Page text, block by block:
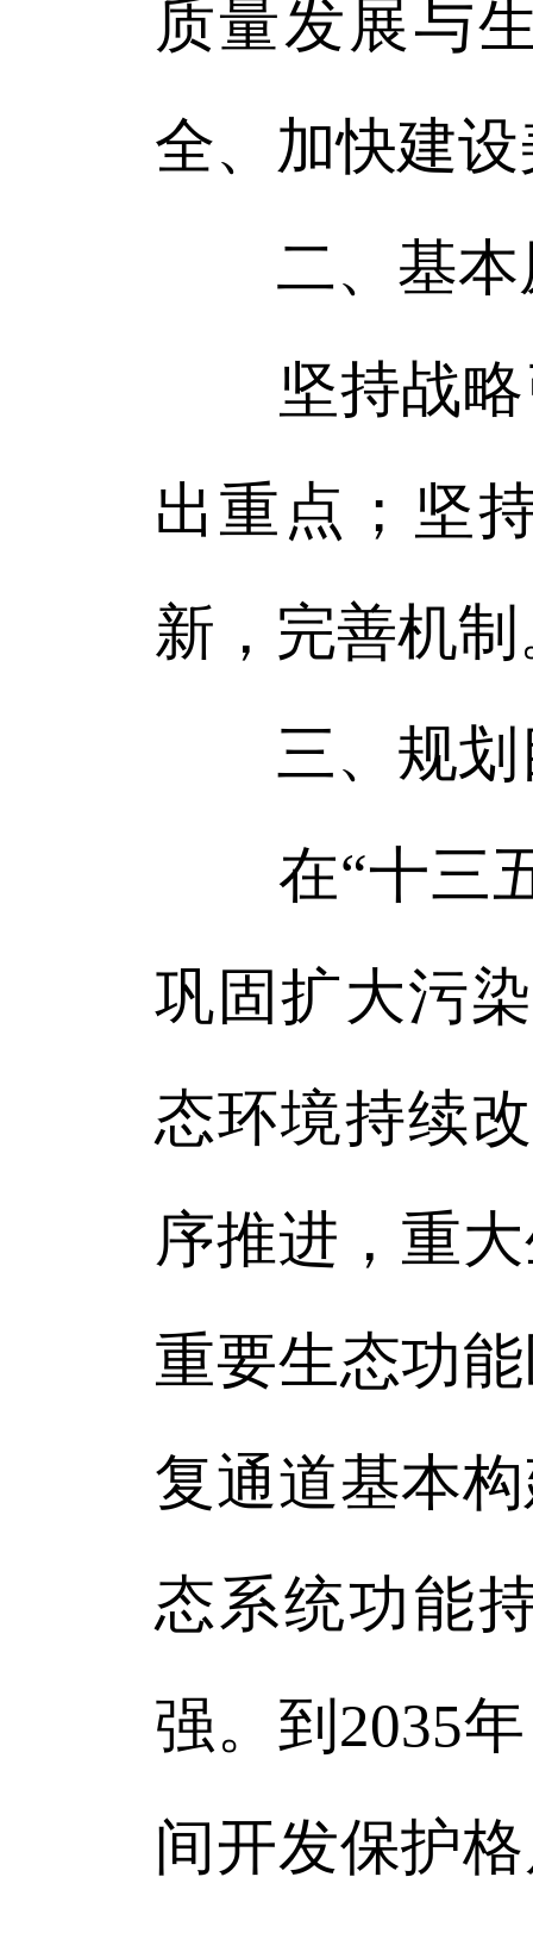
质量发展与
全、加快建
二、基
坚持战略
出重点；坚
新，完善机
三、规
在“十三五
巩固扩大污
态环境持续
序推进，重
重要生态功
复通道基本
态系统功能
强。到2035
间开发保护